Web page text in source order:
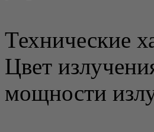
Технические
Цвет
мощности